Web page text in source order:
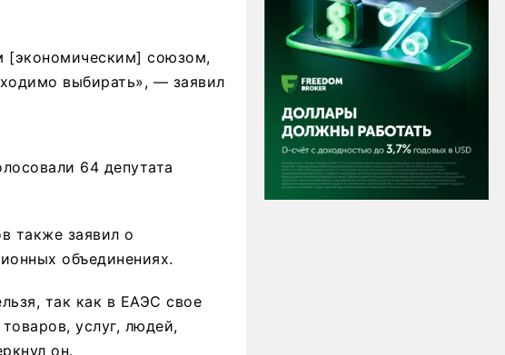
[экономическим] союзом,
выбирать», — заявил
64 депутата
также заявил о
объединениях.
так как в ЕАЭС свое
услуг, людей,
он.